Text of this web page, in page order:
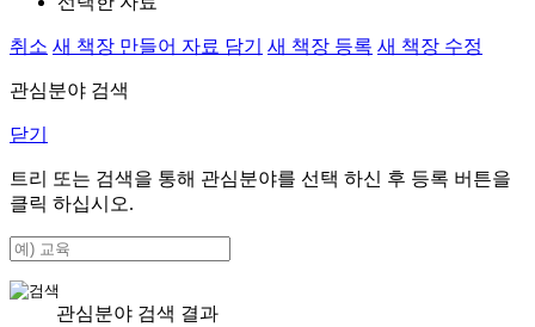
취소 새 책장 만들어 자료 담기 새 책장 등록 새 책장 수정
관심분야 검색
닫기
트리 또는 검색을 통해 관심분야를 선택 하신 후 등록 버튼을
클릭 하십시오.
관심분야 검색 결과